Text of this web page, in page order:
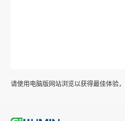
请使用电脑版网站浏览以获得最佳体验，